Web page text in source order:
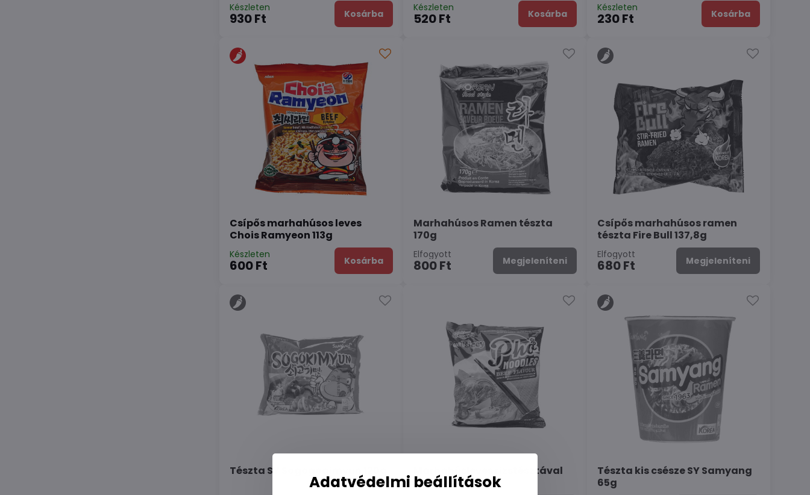
Készleten
930 Ft Kosárba
Készleten
520 Ft Kosárba
Készleten
230 Ft Kosárba
Csípős marhahúsos leves
Chois Ramyeon 113g
Készleten
600 Ft Kosárba
Marhahúsos Ramen tészta
170g
Elfogyott
800 Ft Megjeleníteni
Csípős marhahúsos ramen
tészta Fire Bull 137,8g
Elfogyott
680 Ft Megjeleníteni
Tészta SY Sogogogimyun 120g
Marhahúsleves rizstésztával
70g
Tészta kis csésze SY Samyang
65g
Adatvédelmi beállítások